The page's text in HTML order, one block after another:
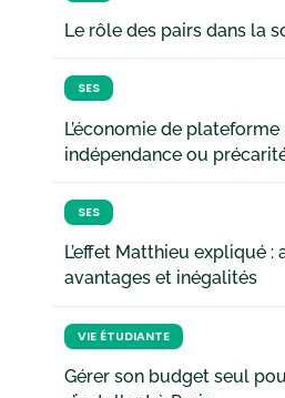
Le rôle des pairs dans la
SES
L’économie de
indépendance ou
SES
L’effet Matthieu expliqué
avantages et inégalités
VIE ÉTUDIANTE
Gérer son budget seul